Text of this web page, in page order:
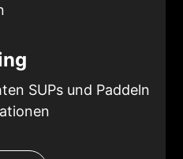
SUPs und Paddeln